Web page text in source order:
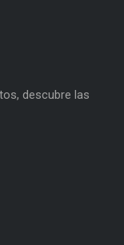
descubre las